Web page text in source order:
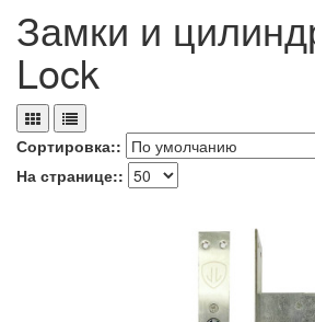
Замки и
Lock
Сортировка::
На странице::